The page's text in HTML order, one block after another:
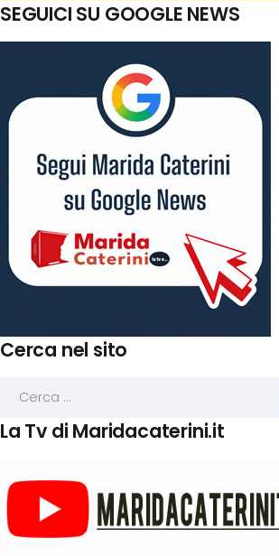
SEGUICI SU GOOGLE NEWS
Cerca nel sito
La Tv di Maridacaterini.it